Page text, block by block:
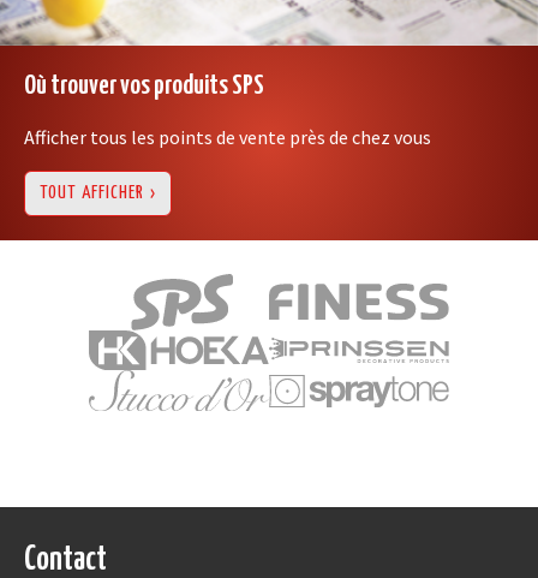
Où trouver vos produits SPS
Afficher tous les points de vente près de chez vous
TOUT AFFICHER
Contact